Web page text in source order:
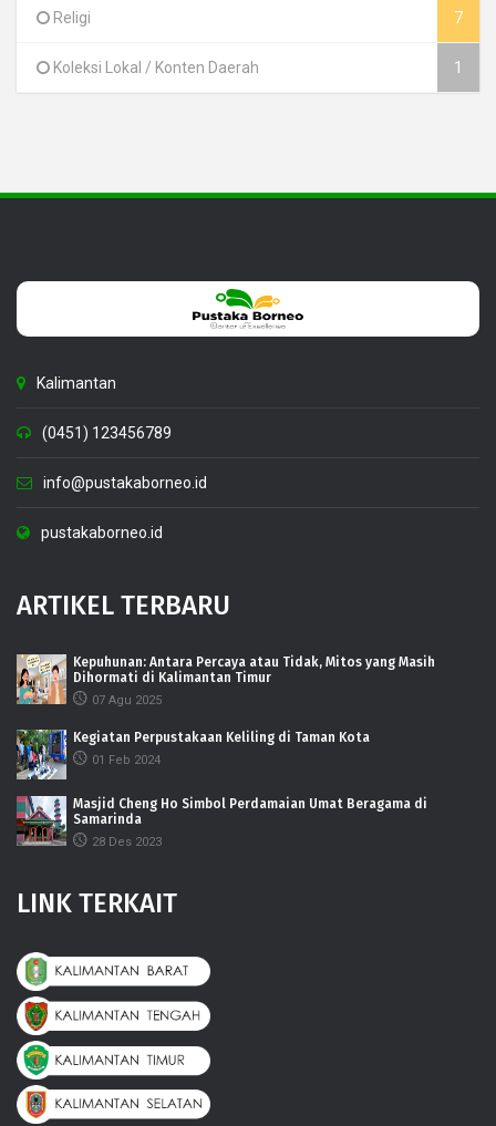
Religi 7
Koleksi Lokal / Konten Daerah 1
Kalimantan
(0451) 123456789
info@pustakaborneo.id
pustakaborneo.id
ARTIKEL TERBARU
Kepuhunan: Antara Percaya atau Tidak, Mitos yang Masih
Dihormati di Kalimantan Timur
07 Agu 2025
Kegiatan Perpustakaan Keliling di Taman Kota
01 Feb 2024
Masjid Cheng Ho Simbol Perdamaian Umat Beragama di
Samarinda
28 Des 2023
LINK TERKAIT